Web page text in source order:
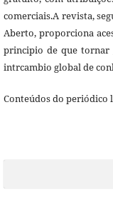
comerciais.A revista,
Aberto, proporciona
principio de que tornar
intrcambio global de
Conteúdos do periódico